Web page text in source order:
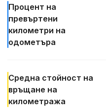
Процент на
превъртени
километри на
одометъра
Средна стойност на
връщане на
километража